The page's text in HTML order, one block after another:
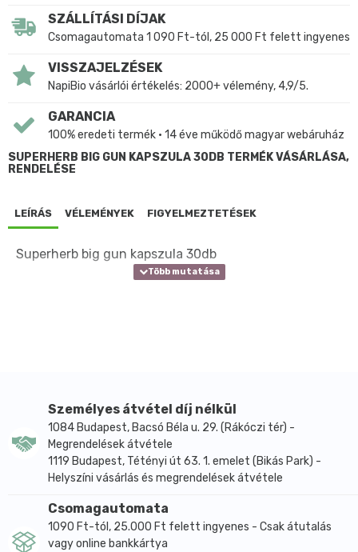
SZÁLLÍTÁSI DÍJAK
Csomagautomata 1 090 Ft-tól, 25 000 Ft felett ingyenes
VISSZAJELZÉSEK
NapiBio vásárlói értékelés: 2000+ vélemény, 4,9/5.
GARANCIA
100% eredeti termék • 14 éve működő magyar webáruház
SUPERHERB BIG GUN KAPSZULA 30DB TERMÉK VÁSÁRLÁSA,
RENDELÉSE
LEÍRÁS VÉLEMÉNYEK FIGYELMEZTETÉSEK
Superherb big gun kapszula 30db
Személyes átvétel díj nélkül
1084 Budapest, Bacsó Béla u. 29. (Rákóczi tér) -
Megrendelések átvétele
1119 Budapest, Tétényi út 63. 1. emelet (Bikás Park) -
Helyszíni vásárlás és megrendelések átvétele
Csomagautomata
1090 Ft-tól, 25.000 Ft felett ingyenes - Csak átutalás
vagy online bankkártya